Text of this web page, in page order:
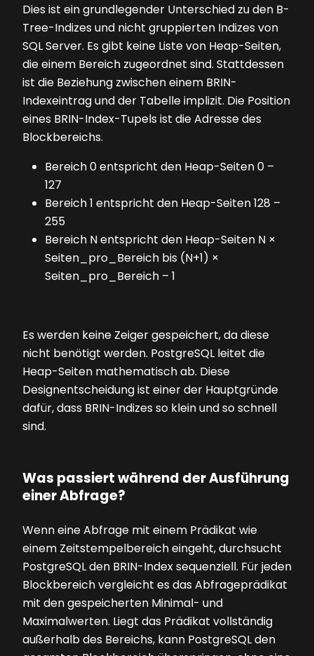
Dies ist ein grundlegender Unterschied zu den B-
Tree-Indizes und nicht gruppierten Indizes von
SQL Server. Es gibt keine Liste von Heap-Seiten,
die einem Bereich zugeordnet sind. Stattdessen
ist die Beziehung zwischen einem BRIN-
Indexeintrag und der Tabelle implizit. Die Position
eines BRIN-Index-Tupels ist die Adresse des
Blockbereichs.
Bereich 0 entspricht den Heap-Seiten 0 –
127
Bereich 1 entspricht den Heap-Seiten 128 –
255
Bereich N entspricht den Heap-Seiten N ×
Seiten_pro_Bereich bis (N+1) ×
Seiten_pro_Bereich – 1
Es werden keine Zeiger gespeichert, da diese
nicht benötigt werden. PostgreSQL leitet die
Heap-Seiten mathematisch ab. Diese
Designentscheidung ist einer der Hauptgründe
dafür, dass BRIN-Indizes so klein und so schnell
sind.
Was passiert während der Ausführung
einer Abfrage?
Wenn eine Abfrage mit einem Prädikat wie
einem Zeitstempelbereich eingeht, durchsucht
PostgreSQL den BRIN-Index sequenziell. Für jeden
Blockbereich vergleicht es das Abfrageprädikat
mit den gespeicherten Minimal- und
Maximalwerten. Liegt das Prädikat vollständig
außerhalb des Bereichs, kann PostgreSQL den